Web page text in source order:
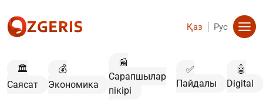
Қаз Рус
🏛️
Саясат
💰
Экономика
📰
Сарапшылар
пікірі
✅
Пайдалы
🤖
Digital